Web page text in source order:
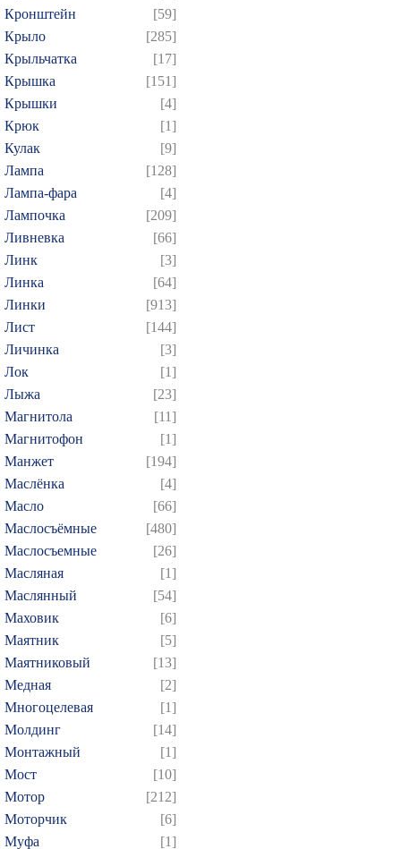
Кронштейн
[59]
Крыло
[285]
Крыльчатка
[17]
Крышка
[151]
Крышки
[4]
Крюк
[1]
Кулак
[9]
Лампа
[128]
Лампа-фара
[4]
Лампочка
[209]
Ливневка
[66]
Линк
[3]
Линка
[64]
Линки
[913]
Лист
[144]
Личинка
[3]
Лок
[1]
Лыжа
[23]
Магнитола
[11]
Магнитофон
[1]
Манжет
[194]
Маслёнка
[4]
Масло
[66]
Маслосъёмные
[480]
Маслосъемные
[26]
Масляная
[1]
Маслянный
[54]
Маховик
[6]
Маятник
[5]
Маятниковый
[13]
Медная
[2]
Многоцелевая
[1]
Молдинг
[14]
Монтажный
[1]
Мост
[10]
Мотор
[212]
Моторчик
[6]
Муфа
[1]